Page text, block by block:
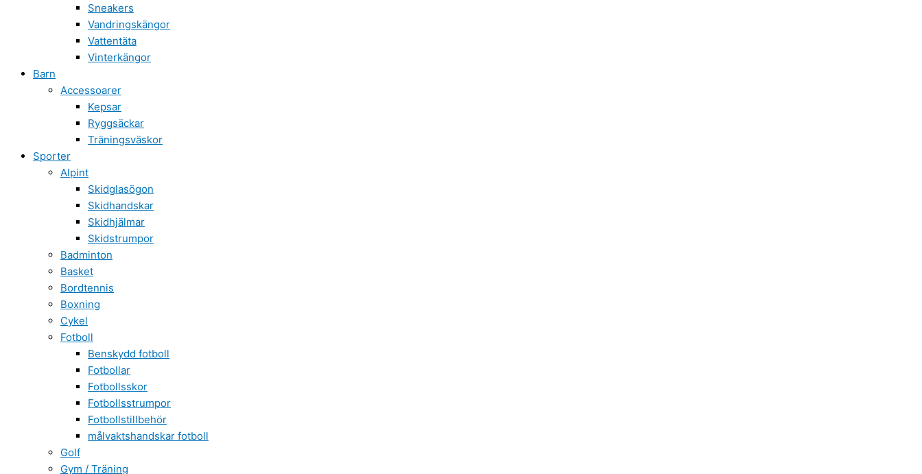
Sneakers
Vandringskängor
Vattentäta
Vinterkängor
Barn
Accessoarer
Kepsar
Ryggsäckar
Träningsväskor
Sporter
Alpint
Skidglasögon
Skidhandskar
Skidhjälmar
Skidstrumpor
Badminton
Basket
Bordtennis
Boxning
Cykel
Fotboll
Benskydd fotboll
Fotbollar
Fotbollsskor
Fotbollsstrumpor
Fotbollstillbehör
målvaktshandskar fotboll
Golf
Gym / Träning